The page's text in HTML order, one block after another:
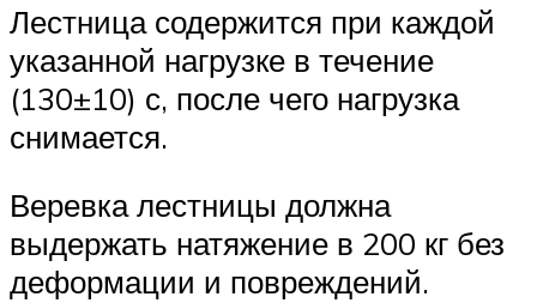
Лестница содержится при каждой
указанной нагрузке в течение
(130±10) с, после чего нагрузка
снимается.
Веревка лестницы должна
выдержать натяжение в 200 кг без
деформации и повреждений.